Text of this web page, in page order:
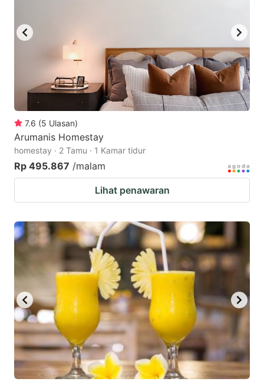
7.6 (5 Ulasan)
Arumanis Homestay
homestay · 2 Tamu · 1 Kamar tidur
Rp 495.867 /malam
Lihat penawaran